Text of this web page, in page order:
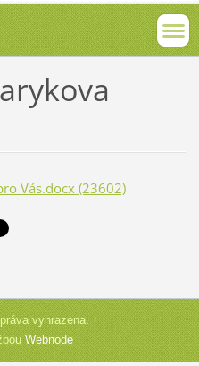
Vás.docx (23602)
vyhrazena.
Webnode